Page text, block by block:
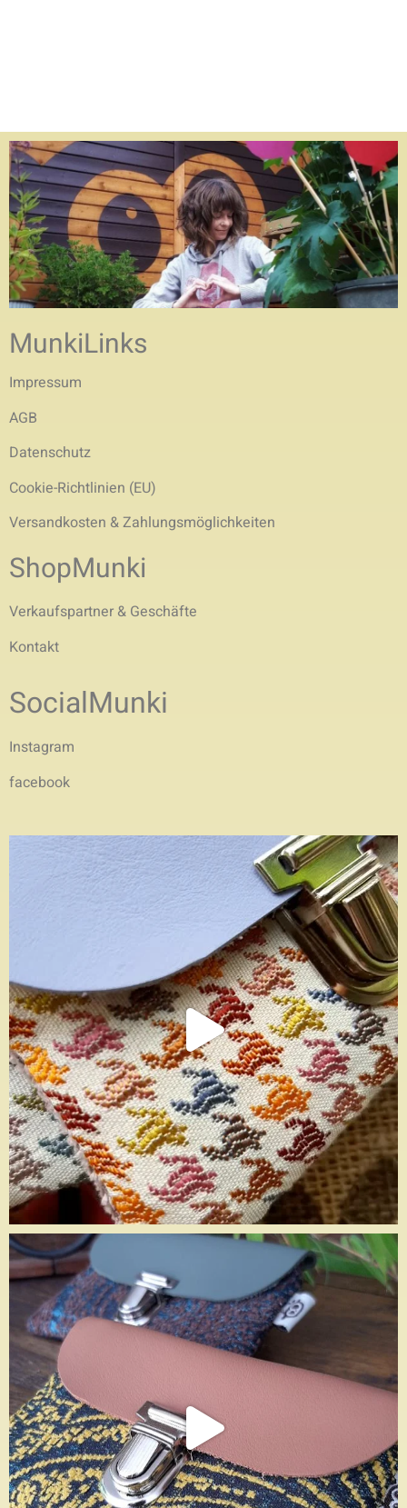
MunkiLinks
Impressum
AGB
Datenschutz
Cookie-Richtlinien (EU)
Versandkosten & Zahlungsmöglichkeiten
ShopMunki
Verkaufspartner & Geschäfte
Kontakt
SocialMunki
Instagram
facebook